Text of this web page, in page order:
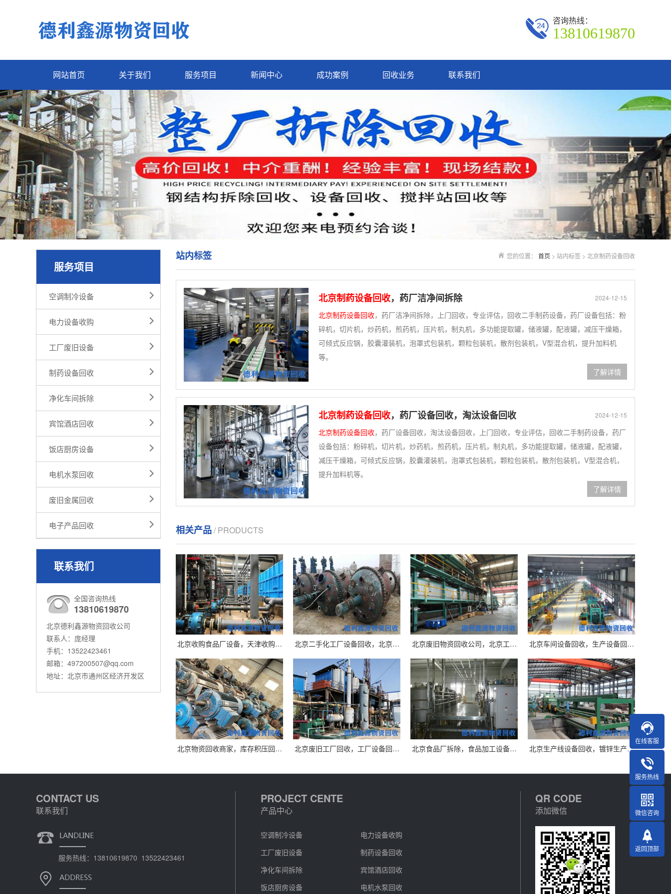
咨询热线：
13810619870
网站首页 关于我们 服务项目 新闻中心 成功案例 回收业务 联系我们
服务项目
空调制冷设备
电力设备收购
工厂废旧设备
制药设备回收
净化车间拆除
宾馆酒店回收
饭店厨房设备
电机水泵回收
废旧金属回收
电子产品回收
联系我们
全国咨询热线
13810619870
北京德利鑫源物资回收公司
联系人：庞经理
手机：13522423461
邮箱：497200507@qq.com
地址：北京市通州区经济开发区
您的位置： 首页 > 站内标签 > 北京制药设备回收
站内标签
2024-12-15
北京制药设备回收，药厂洁净间拆除
北京制药设备回收，药厂洁净间拆除，上门回收，专业评估，回收二手制药设备，药厂设备包括：粉
碎机，切片机，炒药机，煎药机，压片机，制丸机，多功能提取罐，储液罐，配液罐，减压干燥箱，
可倾式反应锅，胶囊灌装机，泡罩式包装机，颗粒包装机，散剂包装机，V型混合机，提升加料机
等。
了解详情
2024-12-15
北京制药设备回收，药厂设备回收，淘汰设备回收
北京制药设备回收，药厂设备回收，淘汰设备回收，上门回收，专业评估，回收二手制药设备，药厂
设备包括：粉碎机，切片机，炒药机，煎药机，压片机，制丸机，多功能提取罐，储液罐，配液罐，
减压干燥箱，可倾式反应锅，胶囊灌装机，泡罩式包装机，颗粒包装机，散剂包装机，V型混合机，
提升加料机等。
了解详情
相关产品/ PRODUCTS
北京收购食品厂设备，天津收购… 北京二手化工厂设备回收，北京… 北京废旧物资回收公司，北京工… 北京车间设备回收，生产设备回…
北京物资回收商家，库存积压回… 北京废旧工厂回收，工厂设备回… 北京食品厂拆除，食品加工设备… 北京生产线设备回收，镀锌生产…
CONTACT US
联系我们
服务热线：13810619870 13522423461
PROJECT CENTE
产品中心
空调制冷设备
电力设备收购
工厂废旧设备
制药设备回收
净化车间拆除
宾馆酒店回收
饭店厨房设备
电机水泵回收
QR CODE
添加微信
在线客服
服务热线
微信咨询
返回顶部